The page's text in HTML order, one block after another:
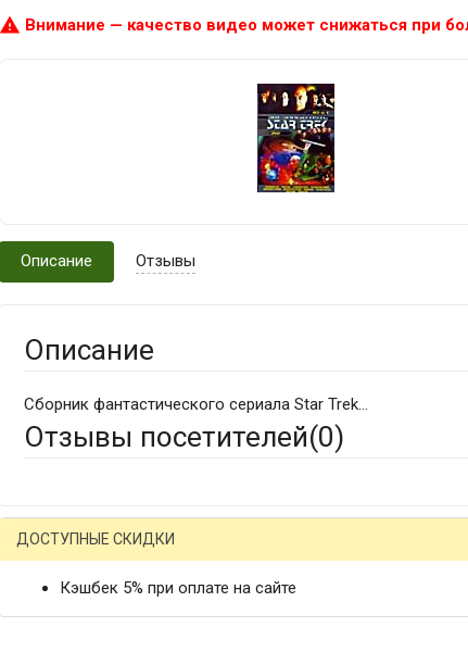
warning Внимание — качество видео может снижаться при
Описание Отзывы
Описание
Сборник фантастического сериала Star Trek...
Отзывы посетителей(0)
ДОСТУПНЫЕ СКИДКИ
Кэшбек 5% при оплате на сайте